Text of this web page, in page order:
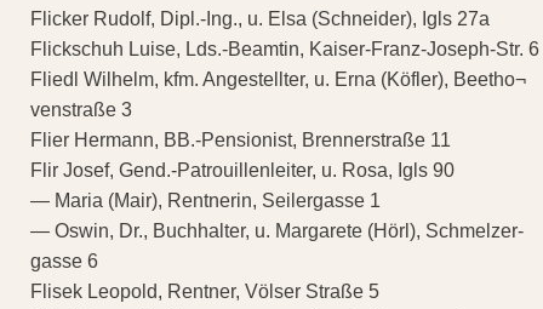
Flicker Rudolf, Dipl.-Ing., u. Elsa (Schneider), Igls 27a
Flickschuh Luise, Lds.-Beamtin, Kaiser-Franz-Joseph-Str. 6
Fliedl Wilhelm, kfm. Angestellter, u. Erna (Köfler), Beetho¬
venstraße 3
Flier Hermann, BB.-Pensionist, Brennerstraße 11
Flir Josef, Gend.-Patrouillenleiter, u. Rosa, Igls 90
— Maria (Mair), Rentnerin, Seilergasse 1
— Oswin, Dr., Buchhalter, u. Margarete (Hörl), Schmelzer-
gasse 6
Flisek Leopold, Rentner, Völser Straße 5